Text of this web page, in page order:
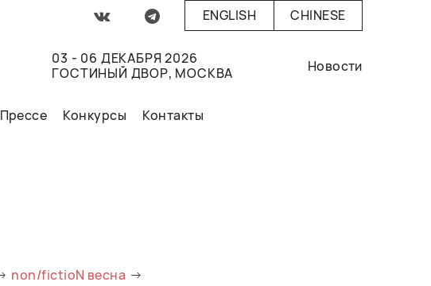
ENGLISH CHINESE
03 - 06 ДЕКАБРЯ 2026
ГОСТИНЫЙ ДВОР, МОСКВА
Новости
Прессе Конкурсы Контакты
non/fictioN весна